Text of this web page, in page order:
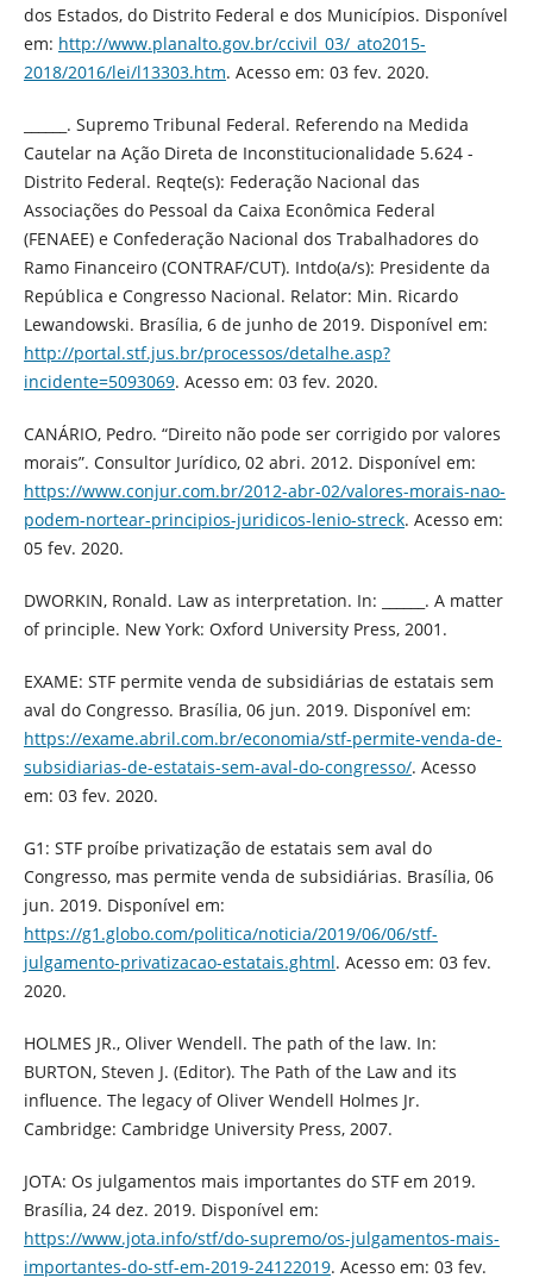
dos Estados, do Distrito Federal e dos Municípios. Disponível
em: http://www.planalto.gov.br/ccivil_03/_ato2015-
2018/2016/lei/l13303.htm. Acesso em: 03 fev. 2020.
______. Supremo Tribunal Federal. Referendo na Medida
Cautelar na Ação Direta de Inconstitucionalidade 5.624 -
Distrito Federal. Reqte(s): Federação Nacional das
Associações do Pessoal da Caixa Econômica Federal
(FENAEE) e Confederação Nacional dos Trabalhadores do
Ramo Financeiro (CONTRAF/CUT). Intdo(a/s): Presidente da
República e Congresso Nacional. Relator: Min. Ricardo
Lewandowski. Brasília, 6 de junho de 2019. Disponível em:
http://portal.stf.jus.br/processos/detalhe.asp?
incidente=5093069. Acesso em: 03 fev. 2020.
CANÁRIO, Pedro. “Direito não pode ser corrigido por valores
morais”. Consultor Jurídico, 02 abri. 2012. Disponível em:
https://www.conjur.com.br/2012-abr-02/valores-morais-nao-
podem-nortear-principios-juridicos-lenio-streck. Acesso em:
05 fev. 2020.
DWORKIN, Ronald. Law as interpretation. In: ______. A matter
of principle. New York: Oxford University Press, 2001.
EXAME: STF permite venda de subsidiárias de estatais sem
aval do Congresso. Brasília, 06 jun. 2019. Disponível em:
https://exame.abril.com.br/economia/stf-permite-venda-de-
subsidiarias-de-estatais-sem-aval-do-congresso/. Acesso
em: 03 fev. 2020.
G1: STF proíbe privatização de estatais sem aval do
Congresso, mas permite venda de subsidiárias. Brasília, 06
jun. 2019. Disponível em:
https://g1.globo.com/politica/noticia/2019/06/06/stf-
julgamento-privatizacao-estatais.ghtml. Acesso em: 03 fev.
2020.
HOLMES JR., Oliver Wendell. The path of the law. In:
BURTON, Steven J. (Editor). The Path of the Law and its
influence. The legacy of Oliver Wendell Holmes Jr.
Cambridge: Cambridge University Press, 2007.
JOTA: Os julgamentos mais importantes do STF em 2019.
Brasília, 24 dez. 2019. Disponível em:
https://www.jota.info/stf/do-supremo/os-julgamentos-mais-
importantes-do-stf-em-2019-24122019. Acesso em: 03 fev.